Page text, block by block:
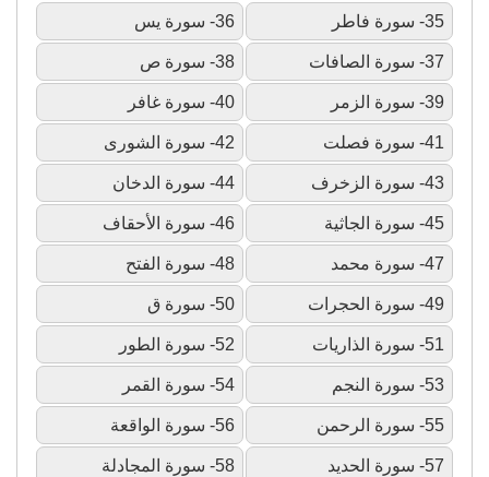
35- سورة فاطر 36- سورة يس
37- سورة الصافات 38- سورة ص
39- سورة الزمر 40- سورة غافر
41- سورة فصلت 42- سورة الشورى
43- سورة الزخرف 44- سورة الدخان
45- سورة الجاثية 46- سورة الأحقاف
47- سورة محمد 48- سورة الفتح
49- سورة الحجرات 50- سورة ق
51- سورة الذاريات 52- سورة الطور
53- سورة النجم 54- سورة القمر
55- سورة الرحمن 56- سورة الواقعة
57- سورة الحديد 58- سورة المجادلة